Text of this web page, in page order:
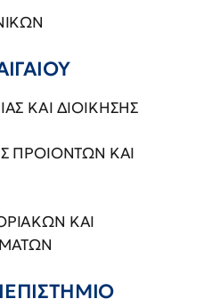
ΚΑΙ ΔΙΟΙΚΗΣΗΣ
ΠΡΟΙΟΝΤΩΝ ΚΑΙ
ΚΑΙ